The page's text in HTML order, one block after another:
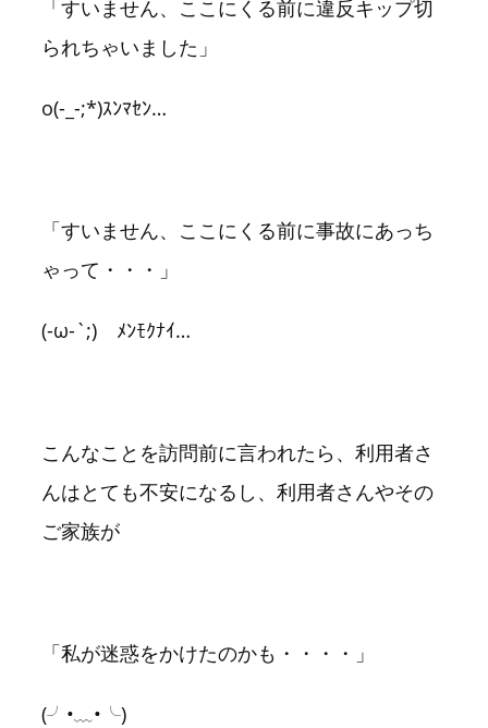
「すいません、ここにくる前に違反キップ切
られちゃいました」
o(-_-;*)ｽﾝﾏｾﾝ…
「すいません、ここにくる前に事故にあっち
ゃって・・・」
(-ω-`;)ゞﾒﾝﾓｸﾅｲ…
こんなことを訪問前に言われたら、利用者さ
んはとても不安になるし、利用者さんやその
ご家族が
「私が迷惑をかけたのかも・・・・」
(╯•﹏•╰)